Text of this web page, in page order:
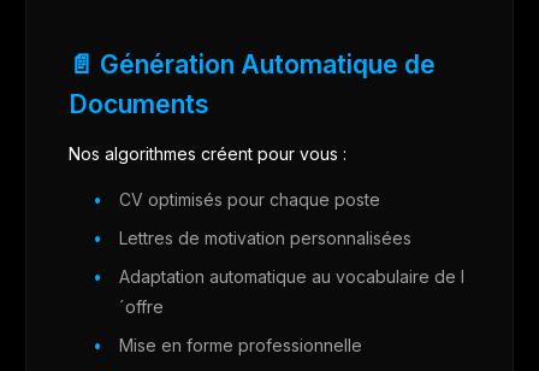
📄 Génération Automatique de
Documents
Nos algorithmes créent pour vous :
CV optimisés pour chaque poste
Lettres de motivation personnalisées
Adaptation automatique au vocabulaire de l
´offre
Mise en forme professionnelle